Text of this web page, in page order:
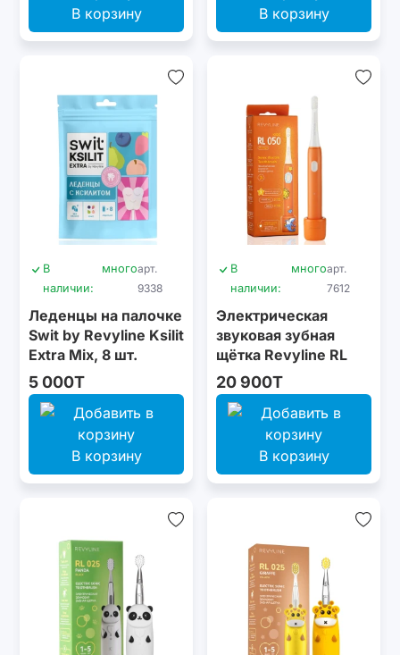
В корзину В корзину
В
наличии:
многоарт.
9338
Леденцы на палочке
Swit by Revyline Ksilit
Extra Mix, 8 шт.
5 000T
В корзину
В
наличии:
многоарт.
7612
Электрическая
звуковая зубная
щётка Revyline RL
050 Kids, Orange
20 900T
В корзину